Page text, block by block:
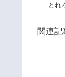
とれ
関連記